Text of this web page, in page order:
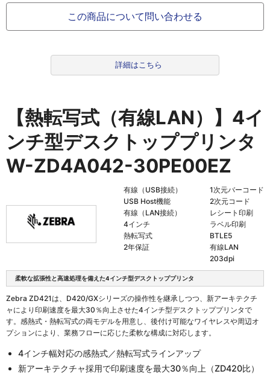
この商品について問い合わせる
詳細はこちら
【熱転写式（有線LAN）】4イ
ンチ型デスクトッププリンタ
W-ZD4A042-30PE00EZ
有線（USB接続）
USB Host機能
有線（LAN接続）
4インチ
熱転写式
2年保証
1次元バーコード
2次元コード
レシート印刷
ラベル印刷
BTLE5
有線LAN
203dpi
柔軟な拡張性と高速処理を備えた4インチ型デスクトッププリンタ
Zebra ZD421は、D420/GXシリーズの操作性を継承しつつ、新アーキテクチ
ャにより印刷速度を最大30％向上させた4インチ型デスクトッププリンタで
す。感熱式・熱転写式の両モデルを用意し、後付け可能なワイヤレスや周辺オ
プションにより、業務フローに応じた柔軟な構成に対応します。
4インチ幅対応の感熱式／熱転写式ラインアップ
新アーキテクチャ採用で印刷速度を最大30％向上（ZD420比）